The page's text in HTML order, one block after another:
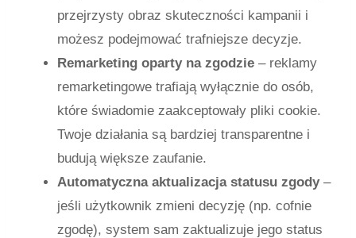
przejrzysty obraz skuteczności kampanii i
możesz podejmować trafniejsze decyzje.
Remarketing oparty na zgodzie – reklamy
remarketingowe trafiają wyłącznie do osób,
które świadomie zaakceptowały pliki cookie.
Twoje działania są bardziej transparentne i
budują większe zaufanie.
Automatyczna aktualizacja statusu zgody–
jeśli użytkownik zmieni decyzję (np. cofnie
zgodę), system sam zaktualizuje jego status